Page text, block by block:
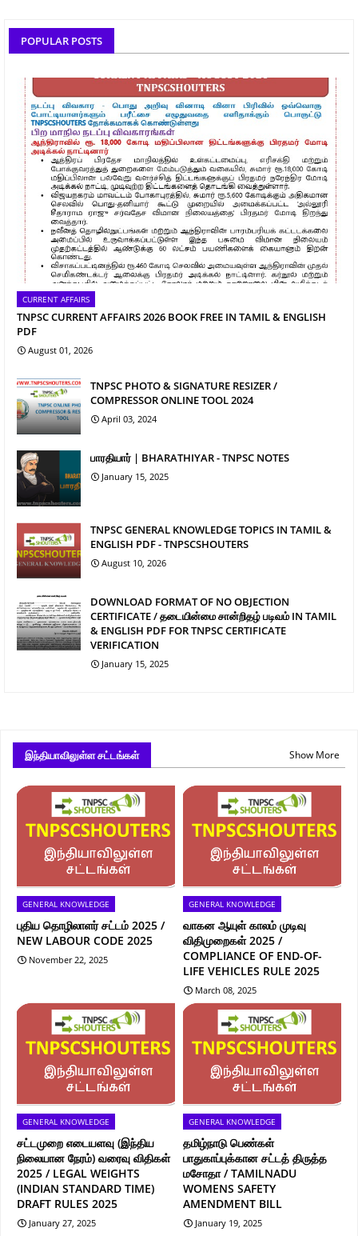
POPULAR POSTS
CURRENT AFFAIRS
TNPSC CURRENT AFFAIRS 2026 BOOK FREE IN TAMIL & ENGLISH
PDF
August 01, 2026
TNPSC PHOTO & SIGNATURE RESIZER /
COMPRESSOR ONLINE TOOL 2024
April 03, 2024
பாரதியார் | BHARATHIYAR - TNPSC NOTES
January 15, 2025
TNPSC GENERAL KNOWLEDGE TOPICS IN TAMIL &
ENGLISH PDF - TNPSCSHOUTERS
August 10, 2026
DOWNLOAD FORMAT OF NO OBJECTION
CERTIFICATE / தடையின்மை சான்றிதழ் படிவம் IN TAMIL
& ENGLISH PDF FOR TNPSC CERTIFICATE
VERIFICATION
January 15, 2025
இந்தியாவிலுள்ள சட்டங்கள் Show More
GENERAL KNOWLEDGE
புதிய தொழிலாளர் சட்டம் 2025 /
NEW LABOUR CODE 2025
November 22, 2025
GENERAL KNOWLEDGE
வாகன ஆயுள் காலம் முடிவு
விதிமுறைகள் 2025 /
COMPLIANCE OF END-OF-
LIFE VEHICLES RULE 2025
March 08, 2025
GENERAL KNOWLEDGE
சட்டமுறை எடையளவு (இந்திய
நிலையான நேரம்) வரைவு விதிகள்
2025 / LEGAL WEIGHTS
(INDIAN STANDARD TIME)
DRAFT RULES 2025
January 27, 2025
GENERAL KNOWLEDGE
தமிழ்நாடு பெண்கள்
பாதுகாப்புக்கான சட்டத் திருத்த
மசோதா / TAMILNADU
WOMENS SAFETY
AMENDMENT BILL
January 19, 2025